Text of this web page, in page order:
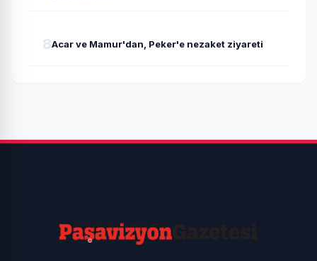
8Acar ve Mamur'dan, Peker'e nezaket ziyareti